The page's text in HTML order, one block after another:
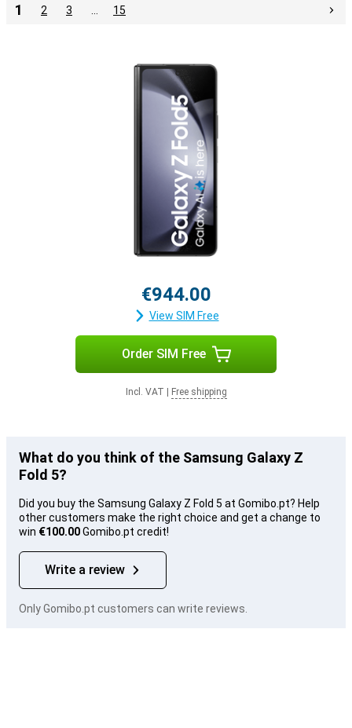
1 2 3 15
€944.00
View SIM Free
Order SIM Free
Incl. VAT Free shipping
What do you think of the Samsung Galaxy Z
Fold 5?
Did you buy the Samsung Galaxy Z Fold 5 at Gomibo.pt? Help
other customers make the right choice and get a change to
win €100.00Gomibo.pt credit!
Write a review
Only Gomibo.pt customers can write reviews.